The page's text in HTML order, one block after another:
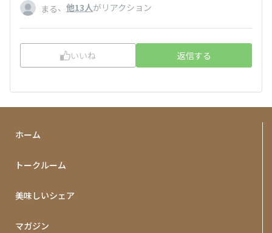
まる、 他13人がリアクション
いいね 返信する
ホーム
トークルーム
美味しいシェア
マガジン